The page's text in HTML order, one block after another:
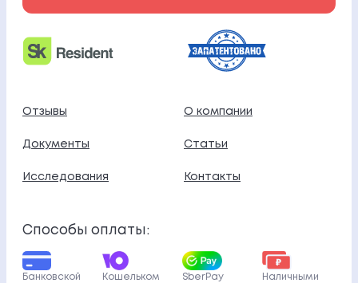
Отзывы О компании
Документы Статьи
Исследования Контакты
Способы оплаты:
Банковской Кошельком SberPay Наличными